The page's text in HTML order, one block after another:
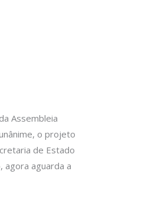
Assembleia
o projeto
de Estado
agora aguarda a